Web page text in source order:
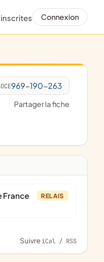
Connexion
969-190-263
Partager la fiche
RELAIS
France
Suivre iCal / RSS